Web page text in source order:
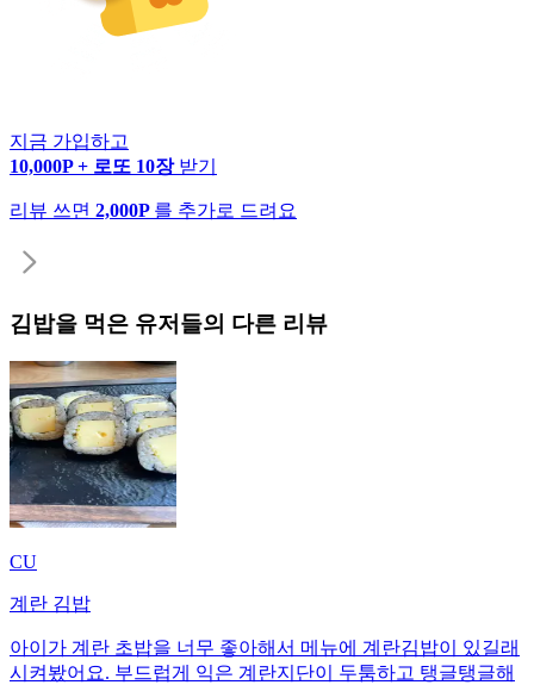
지금 가입하고
10,000P + 로또 10장 받기
리뷰 쓰면 2,000P 를 추가로 드려요
김밥을 먹은 유저들의 다른 리뷰
CU
계란 김밥
아이가 계란 초밥을 너무 좋아해서 메뉴에 계란김밥이 있길래
시켜봤어요. 부드럽게 익은 계란지단이 두툼하고 탱글탱글해